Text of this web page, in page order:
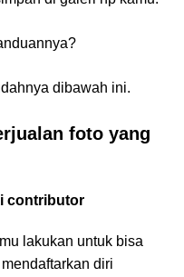
dibawah ini.
foto yang
contributor
lakukan untuk bisa
diri